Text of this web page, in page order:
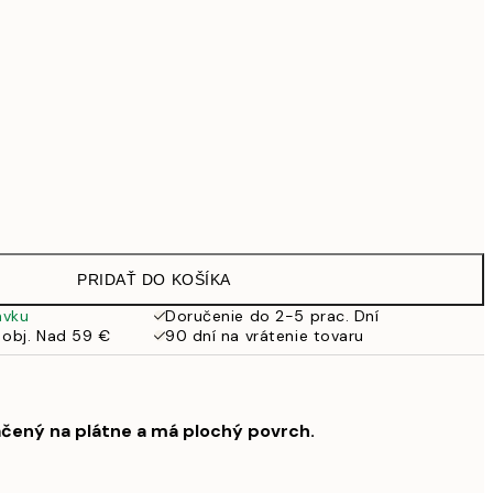
PRIDAŤ DO KOŠÍKA
Doručenie do 2-5 prac. Dní
Nad 59 €
90 dní na vrátenie tovaru
na plátne a má plochý povrch.